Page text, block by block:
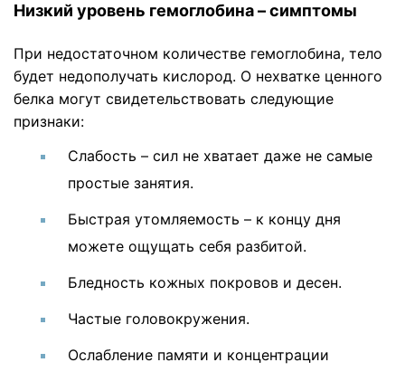
Низкий уровень гемоглобина – симптомы
При недостаточном количестве гемоглобина, тело
будет недополучать кислород. О нехватке ценного
белка могут свидетельствовать следующие
признаки:
Слабость – сил не хватает даже не самые
простые занятия.
Быстрая утомляемость – к концу дня
можете ощущать себя разбитой.
Бледность кожных покровов и десен.
Частые головокружения.
Ослабление памяти и концентрации